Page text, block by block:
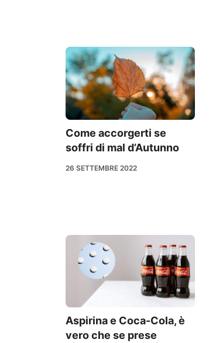
Come accorgerti se
soffri di mal d’Autunno
26 SETTEMBRE 2022
Aspirina e Coca-Cola, è
vero che se prese